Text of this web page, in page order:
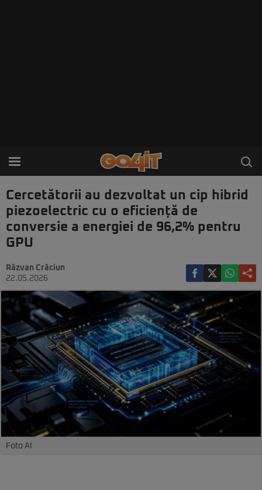
Cercetătorii au dezvoltat un cip hibrid
piezoelectric cu o eficiență de
conversie a energiei de 96,2% pentru
GPU
Răzvan Crăciun
22.05.2026
Foto AI